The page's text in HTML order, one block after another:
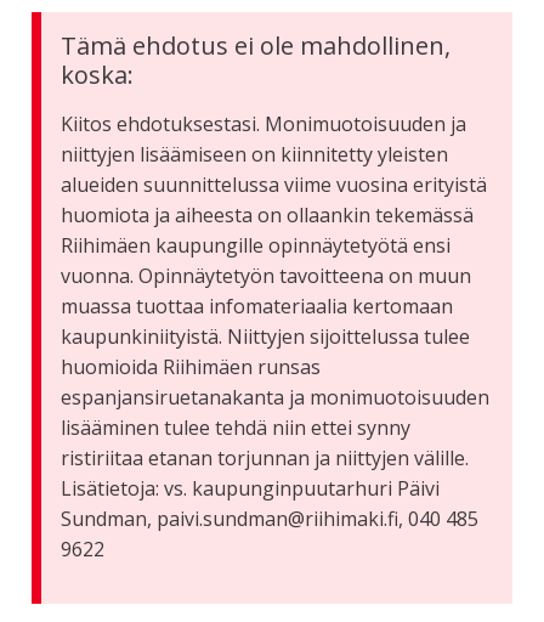
Tämä ehdotus ei ole mahdollinen,
koska:
Kiitos ehdotuksestasi. Monimuotoisuuden ja
niittyjen lisäämiseen on kiinnitetty yleisten
alueiden suunnittelussa viime vuosina erityistä
huomiota ja aiheesta on ollaankin tekemässä
Riihimäen kaupungille opinnäytetyötä ensi
vuonna. Opinnäytetyön tavoitteena on muun
muassa tuottaa infomateriaalia kertomaan
kaupunkiniityistä. Niittyjen sijoittelussa tulee
huomioida Riihimäen runsas
espanjansiruetanakanta ja monimuotoisuuden
lisääminen tulee tehdä niin ettei synny
ristiriitaa etanan torjunnan ja niittyjen välille.
Lisätietoja: vs. kaupunginpuutarhuri Päivi
Sundman, paivi.sundman@riihimaki.fi, 040 485
9622